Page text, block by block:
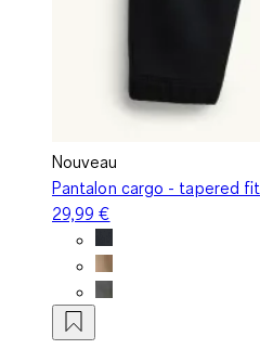
Nouveau
Pantalon cargo - tapered fit
29,99 €